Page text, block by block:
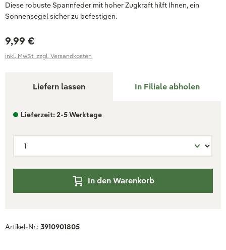
Diese robuste Spannfeder mit hoher Zugkraft hilft Ihnen, ein
Sonnensegel sicher zu befestigen.
9,99 €
inkl. MwSt. zzgl. Versandkosten
Liefern lassen In Filiale abholen
Lieferzeit: 2-5 Werktage
In den Warenkorb
Artikel-Nr.: 3910901805